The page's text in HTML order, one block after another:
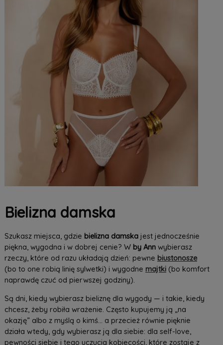
Bielizna damska
Szukasz miejsca, gdzie bielizna damskajest jednocześnie
piękna, wygodna i w dobrej cenie? W by Annwybierasz
rzeczy, które od razu układają dzień: pewne biustonosze
(bo to one robią linię sylwetki) i wygodne majtki(bo komfort
naprawdę czuć od pierwszej godziny).
Są dni, kiedy wybierasz bieliznę dla wygody — i takie, kiedy
chcesz, żeby robiła wrażenie. Często kupujemy ją „na
okazję” albo z myślą o kimś… a przecież równie pięknie
działa wtedy, gdy wybierasz ją dla siebie: dla self-love,
pewności siebie i tego uczucia kobiecości, które zostaje z